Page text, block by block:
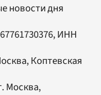
новости дня
ИНН
Коптевская
Москва,